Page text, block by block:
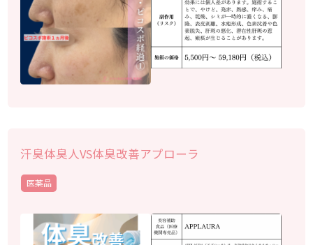
汗臭体臭人VS体臭改善アプローラ
医薬品